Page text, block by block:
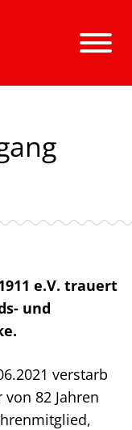
e.V. trauert
und
verstarb
82 Jahren